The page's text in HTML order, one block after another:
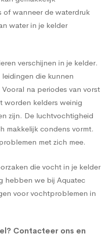
of wanneer de waterdruk
water in je kelder
verschijnen in je kelder.
die kunnen
na periodes van vorst
worden kelders weinig
zijn. De luchtvochtigheid
makkelijk condens vormt.
met zich mee.
die vocht in je kelder
hebben we bij Aquatec
voor vochtproblemen in
Contacteer ons en